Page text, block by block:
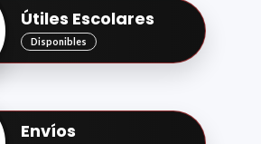
Útiles Escolares
Disponibles
Envíos